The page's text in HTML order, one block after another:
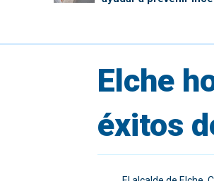
Elche
éxitos